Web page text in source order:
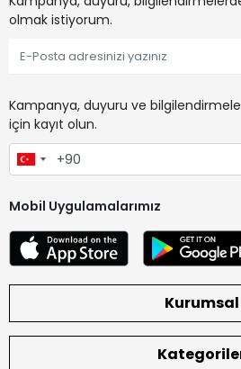
olmak istiyorum.
Kampanya, duyuru ve
için kayıt olun.
Mobil Uygulamalarımız
Kurumsal